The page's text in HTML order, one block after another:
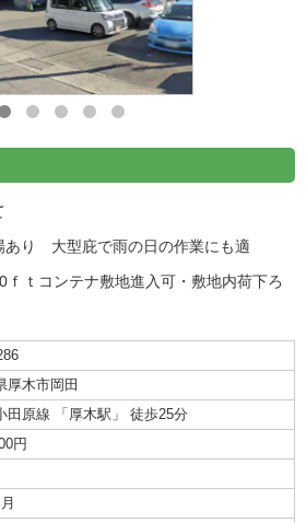
あり 大型庇で雨の日の作業にも適
ｔコンテナ敷地進入可・敷地内荷下ろ
厚木市岡田
田原線 「厚木駅」 徒歩25分
円